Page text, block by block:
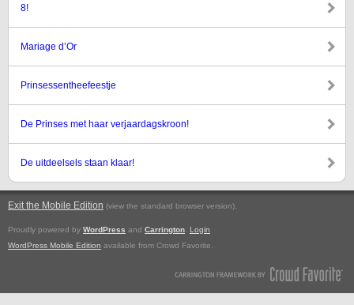
8!
Mariage d’Or
Prinsessentheefeestje
De Prinses met haar verjaardagskroon!
De uitdeelsels staan klaar!
Exit the Mobile Edition (view the standard browser version).
Proudly powered by WordPress and Carrington
Login
WordPress Mobile Edition available from Crowd Favorite.